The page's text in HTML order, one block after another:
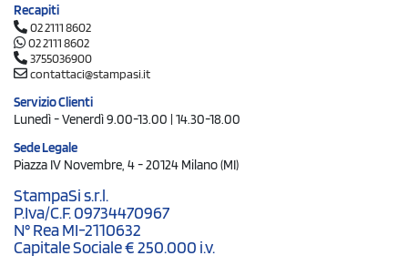
Recapiti
02 2111 8602
02 2111 8602
3755036900
contattaci@stampasi.it
Servizio Clienti
Lunedì - Venerdì 9.00-13.00 | 14.30-18.00
Sede Legale
Piazza IV Novembre, 4 - 20124 Milano (MI)
StampaSi s.r.l.
P.Iva/C.F. 09734470967
N° Rea MI-2110632
Capitale Sociale € 250.000 i.v.